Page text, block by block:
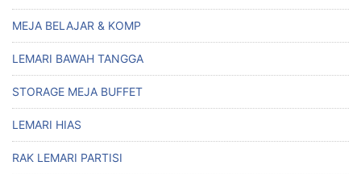
MEJA BELAJAR & KOMP
LEMARI BAWAH TANGGA
STORAGE MEJA BUFFET
LEMARI HIAS
RAK LEMARI PARTISI